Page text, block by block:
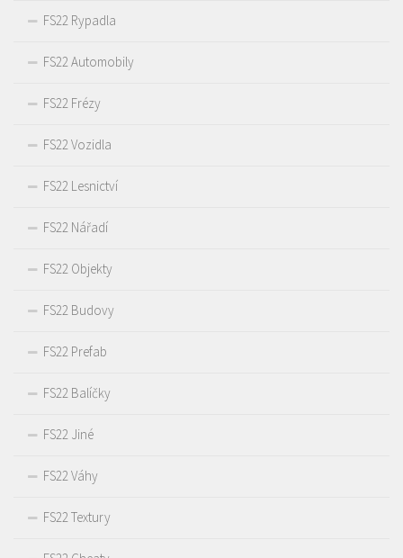
FS22 Rypadla
FS22 Automobily
FS22 Frézy
FS22 Vozidla
FS22 Lesnictví
FS22 Nářadí
FS22 Objekty
FS22 Budovy
FS22 Prefab
FS22 Balíčky
FS22 Jiné
FS22 Váhy
FS22 Textury